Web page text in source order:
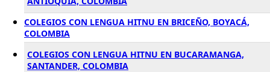
COLEGIOS CON LENGUA HITNU EN BRICEÑO, BOYACÁ,
COLOMBIA
COLEGIOS CON LENGUA HITNU EN BUCARAMANGA,
SANTANDER, COLOMBIA